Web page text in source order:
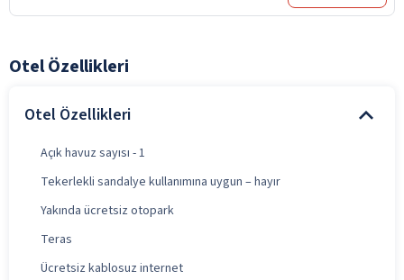
Otel Özellikleri
Otel Özellikleri
Açık havuz sayısı - 1
Tekerlekli sandalye kullanımına uygun – hayır
Yakında ücretsiz otopark
Teras
Ücretsiz kablosuz internet